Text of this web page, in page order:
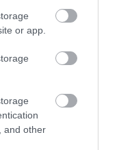
or app.
and other